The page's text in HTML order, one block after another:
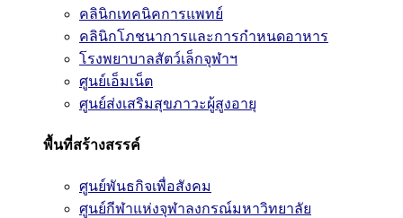
คลินิกเทคนิคการแพทย์
คลินิกโภชนาการและการกำหนดอาหาร
โรงพยาบาลสัตว์เล็กจุฬาฯ
ศูนย์เอ็มเน็ต
ศูนย์ส่งเสริมสุขภาวะผู้สูงอายุ
พื้นที่สร้างสรรค์
ศูนย์พันธกิจเพื่อสังคม
ศูนย์กีฬาแห่งจุฬาลงกรณ์มหาวิทยาลัย